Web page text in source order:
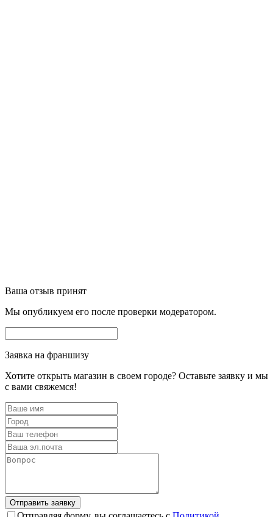
Ваша отзыв принят
Мы опубликуем его после проверки модератором.
Заявка на франшизу
Хотите открыть магазин в своем городе? Оставьте заявку и мы
с вами свяжемся!